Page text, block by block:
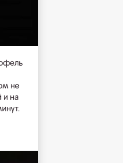
не
и на